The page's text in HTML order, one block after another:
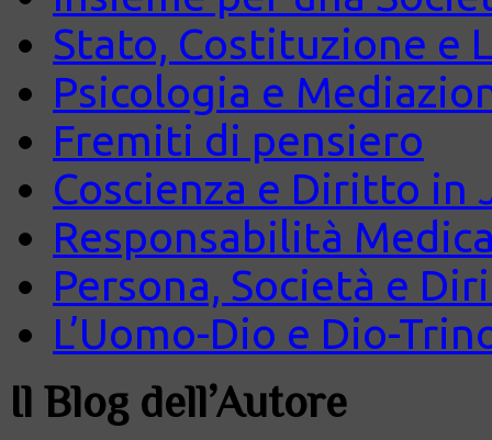
Stato, Costituzione e
Psicologia e
Fremiti di pensiero
Coscienza e Diritto in
Responsabilità
Persona, Società e
L’Uomo-Dio e Dio-
Il Blog dell’Autore